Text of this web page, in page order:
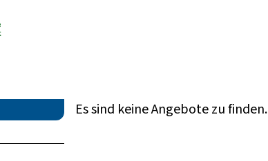
Es sind keine Angebote zu finden.